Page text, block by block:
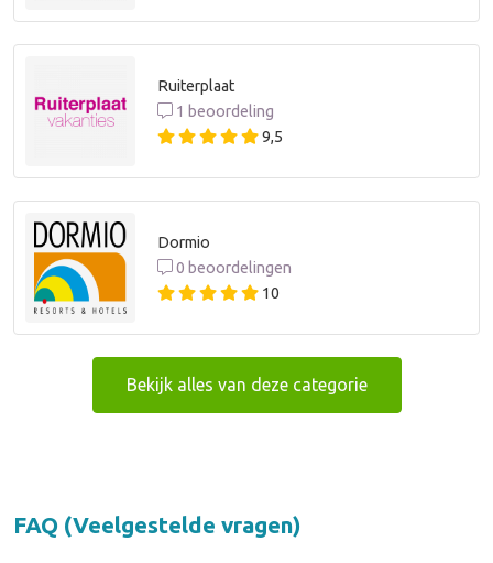
Ruiterplaat
1 beoordeling
9,5
Dormio
0 beoordelingen
10
Bekijk alles van deze categorie
FAQ (Veelgestelde vragen)